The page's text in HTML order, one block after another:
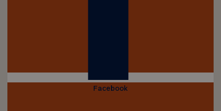
Facebook